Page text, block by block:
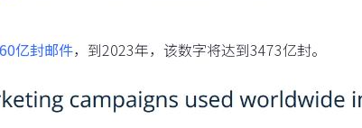
亿封邮件，到2023年，该数字将达到3473亿封。